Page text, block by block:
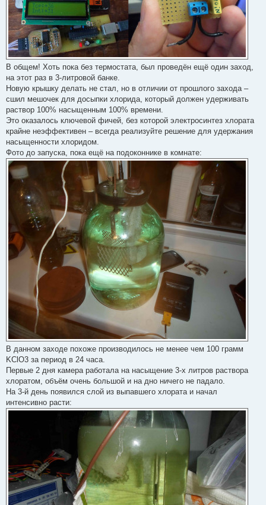
В общем! Хоть пока без термостата, был проведён ещё один заход,
на этот раз в 3-литровой банке.
Новую крышку делать не стал, но в отличии от прошлого захода –
сшил мешочек для досыпки хлорида, который должен удерживать
раствор 100% насыщенным 100% времени.
Это оказалось ключевой фичей, без которой электросинтез хлората
крайне неэффективен – всегда реализуйте решение для удержания
насыщенности хлоридом.
Фото до запуска, пока ещё на подоконнике в комнате:
В данном заходе похоже производилось не менее чем 100 грамм
KClO3 за период в 24 часа.
Первые 2 дня камера работала на насыщение 3-х литров раствора
хлоратом, объём очень большой и на дно ничего не падало.
На 3-й день появился слой из выпавшего хлората и начал
интенсивно расти: